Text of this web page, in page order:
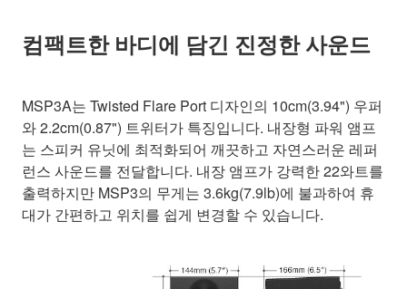
컴팩트한 바디에 담긴 진정한 사운드
MSP3A는 Twisted Flare Port 디자인의 10cm(3.94") 우퍼
와 2.2cm(0.87") 트위터가 특징입니다. 내장형 파워 앰프
는 스피커 유닛에 최적화되어 깨끗하고 자연스러운 레퍼
런스 사운드를 전달합니다. 내장 앰프가 강력한 22와트를
출력하지만 MSP3의 무게는 3.6kg(7.9lb)에 불과하여 휴
대가 간편하고 위치를 쉽게 변경할 수 있습니다.